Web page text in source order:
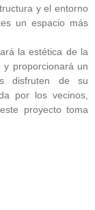
y el entorno
un espacio más
la estética de la
y proporcionará un
disfruten de su
por los vecinos,
proyecto toma